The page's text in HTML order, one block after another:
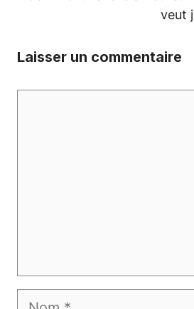
veut
Laisser un commentaire
Nom